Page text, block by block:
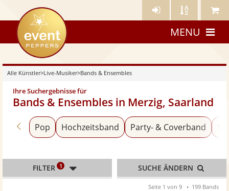
Künstler- Künstler Meine
eventpeppers
MENU
Alle Künstler>Live-Musiker>Bands & Ensembles
Ihre Suchergebnisse für
Bands & Ensembles in Merzig, Saarland
Zurück zu «Live-Musiker»
Pop Hochzeitsband Party- & Coverband
FILTER 1 SUCHE ÄNDERN
Seite 1 von 9 199 Bands